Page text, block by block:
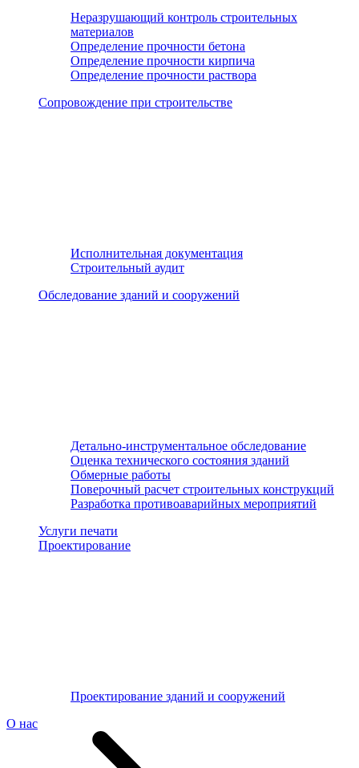
Неразрушающий контроль строительных
материалов
Определение прочности бетона
Определение прочности кирпича
Определение прочности раствора
Сопровождение при строительстве
Исполнительная документация
Строительный аудит
Обследование зданий и сооружений
Детально-инструментальное обследование
Оценка технического состояния зданий
Обмерные работы
Поверочный расчет строительных конструкций
Разработка противоаварийных мероприятий
Услуги печати
Проектирование
Проектирование зданий и сооружений
О нас